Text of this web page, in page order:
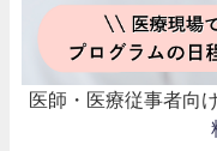
医師・医療従事者向